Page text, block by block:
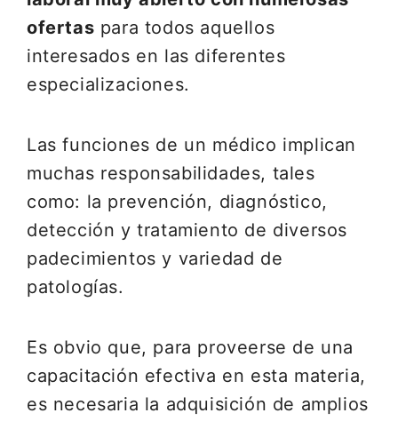
ofertas para todos aquellos
interesados en las diferentes
especializaciones.
Las funciones de un médico implican
muchas responsabilidades, tales
como: la prevención, diagnóstico,
detección y tratamiento de diversos
padecimientos y variedad de
patologías.
Es obvio que, para proveerse de una
capacitación efectiva en esta materia,
es necesaria la adquisición de amplios